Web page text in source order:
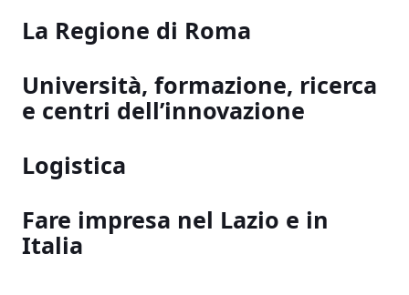
La Regione di Roma
Università, formazione, ricerca
e centri dell’innovazione
Logistica
Fare impresa nel Lazio e in
Italia